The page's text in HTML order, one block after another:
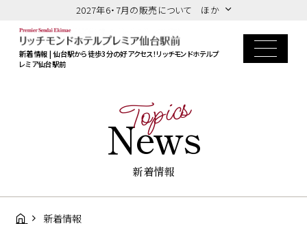
2027年6・7月の販売について ほか
新着情報 | 仙台駅から徒歩3分の好アクセス！リッチモンドホテルプ
レミア仙台駅前
News
Topics
新着情報
新着情報